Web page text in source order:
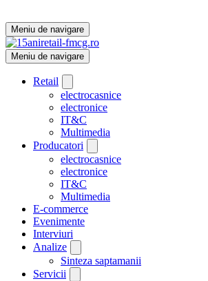
Meniu de navigare
Meniu de navigare
Retail
electrocasnice
electronice
IT&C
Multimedia
Producatori
electrocasnice
electronice
IT&C
Multimedia
E-commerce
Evenimente
Interviuri
Analize
Sinteza saptamanii
Servicii